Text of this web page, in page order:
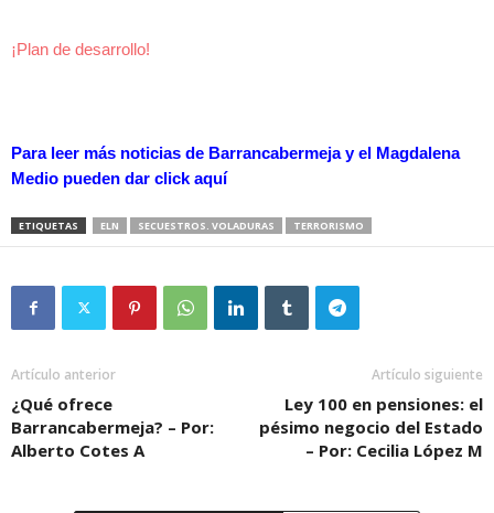
¡Plan de desarrollo!
Para leer más noticias de Barrancabermeja y el Magdalena
Medio pueden dar click aquí
ETIQUETAS ELN SECUESTROS. VOLADURAS TERRORISMO
Artículo anterior
¿Qué ofrece
Barrancabermeja? – Por:
Alberto Cotes A
Artículo siguiente
Ley 100 en pensiones: el
pésimo negocio del Estado
– Por: Cecilia López M